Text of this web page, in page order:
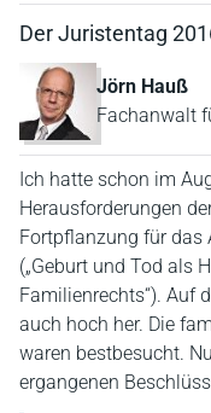
Der Juristentag
Jörn Hauß
Fachanwalt
Ich hatte schon im
Herausforderungen
Fortpflanzung für das
(„Geburt und Tod als
Familienrechts“). Auf
auch hoch her. Die
waren bestbesucht.
ergangenen